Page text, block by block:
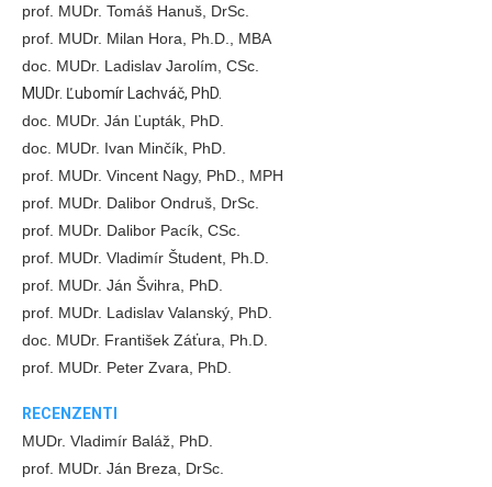
prof. MUDr. Tomáš Hanuš, DrSc.
prof. MUDr. Milan Hora, Ph.D., MBA
doc. MUDr. Ladislav Jarolím, CSc.
MUDr. Ľubomír Lachváč, PhD.
doc. MUDr. Ján Ľupták, PhD.
doc. MUDr. Ivan Minčík, PhD.
prof. MUDr. Vincent Nagy, PhD., MPH
prof. MUDr. Dalibor Ondruš, DrSc.
prof. MUDr. Dalibor Pacík, CSc.
prof. MUDr. Vladimír Študent, Ph.D.
prof. MUDr. Ján Švihra, PhD.
prof. MUDr. Ladislav Valanský, PhD.
doc. MUDr. František Záťura, Ph.D.
prof. MUDr. Peter Zvara, PhD.
RECENZENTI
MUDr. Vladimír Baláž, PhD.
prof. MUDr. Ján Breza, DrSc.